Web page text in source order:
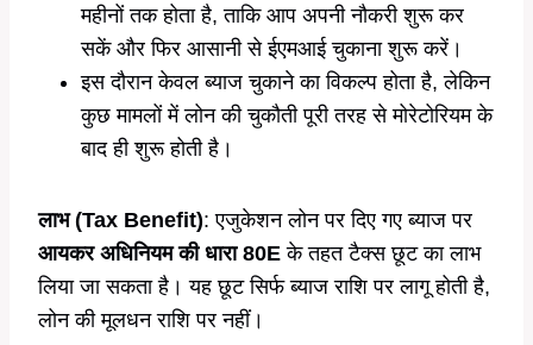
महीनों तक होता है, ताकि आप अपनी नौकरी शुरू कर
सकें और फिर आसानी से ईएमआई चुकाना शुरू करें।
इस दौरान केवल ब्याज चुकाने का विकल्प होता है, लेकिन
कुछ मामलों में लोन की चुकौती पूरी तरह से मोरेटोरियम के
बाद ही शुरू होती है।
लाभ (Tax Benefit): एजुकेशन लोन पर दिए गए ब्याज पर
आयकर अधिनियम की धारा 80E के तहत टैक्स छूट का लाभ
लिया जा सकता है। यह छूट सिर्फ ब्याज राशि पर लागू होती है,
लोन की मूलधन राशि पर नहीं।